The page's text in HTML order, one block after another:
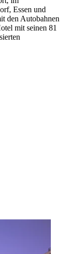
Essen und
den Autobahnen
mit seinen 81